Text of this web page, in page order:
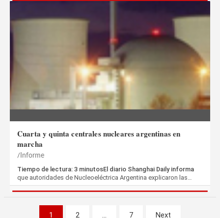
Cuarta y quinta centrales nucleares argentinas en
marcha
Informe
Tiempo de lectura: 3 minutosEl diario Shanghai Daily informa
que autoridades de Nucleoeléctrica Argentina explicaron las…
Paginación
1 2 … 7 Next